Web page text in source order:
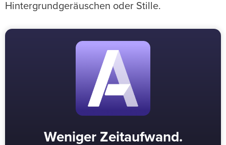
Hintergrundgeräuschen oder Stille.
Weniger Zeitaufwand.